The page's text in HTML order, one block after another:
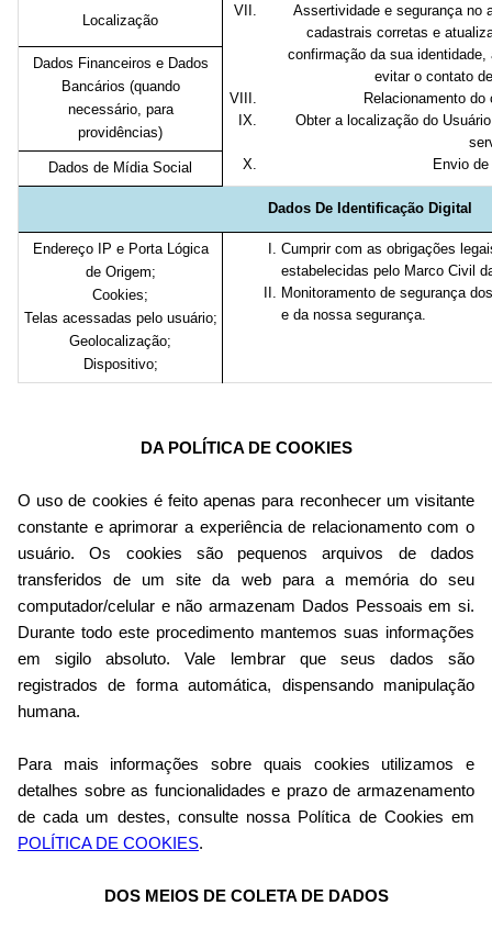
Assertividade e segurança no
cadastrais corretas e
confirmação da sua
evitar o contato
Relacionamento
Obter a localização do
Envio
Localização
Dados Financeiros e Dados
Bancários (quando
necessário, para
providências)
Dados de Mídia Social
Dados De Identificação Digital
Endereço IP e Porta Lógica
de Origem;
Cookies;
Telas acessadas pelo usuário;
Geolocalização;
Dispositivo;
Cumprir com as obrigações
estabelecidas pelo Marco Civil
Monitoramento de segurança
e da nossa segurança.
DA POLÍTICA DE COOKIES
O uso de cookies é feito apenas para reconhecer um visitante
constante e aprimorar a experiência de relacionamento com o
usuário. Os cookies são pequenos arquivos de dados
transferidos de um site da web para a memória do seu
computador/celular e não armazenam Dados Pessoais em si.
Durante todo este procedimento mantemos suas informações
em sigilo absoluto. Vale lembrar que seus dados são
registrados de forma automática, dispensando manipulação
humana.
Para mais informações sobre quais cookies utilizamos e
detalhes sobre as funcionalidades e prazo de armazenamento
de cada um destes, consulte nossa Política de Cookies em
POLÍTICA DE COOKIES.
DOS MEIOS DE COLETA DE DADOS